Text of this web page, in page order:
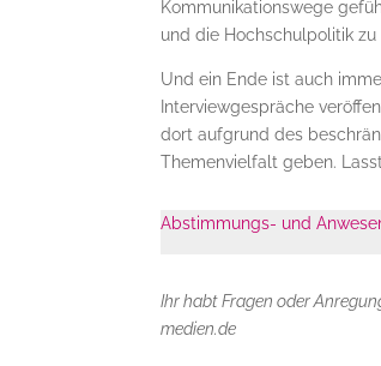
Kommunikationswege
und die Hochschulpolitik
Und ein Ende ist auch
Interviewgespräche
dort aufgrund des
Themenvielfalt geben.
Abstimmungs- und
Ihr habt Fragen oder
medien.de